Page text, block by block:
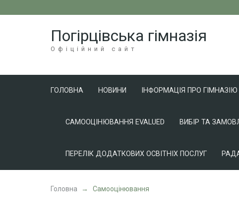
Погірцівська гімназія
Офіційний сайт
ГОЛОВНА НОВИНИ ІНФОРМАЦІЯ ПРО ГІМНАЗІЮ
САМООЦІНЮВАННЯ EVALUED ВИБІР ТА
ПЕРЕЛІК ДОДАТКОВИХ ОСВІТНІХ ПОСЛУГ
Головна → Самооцінювання